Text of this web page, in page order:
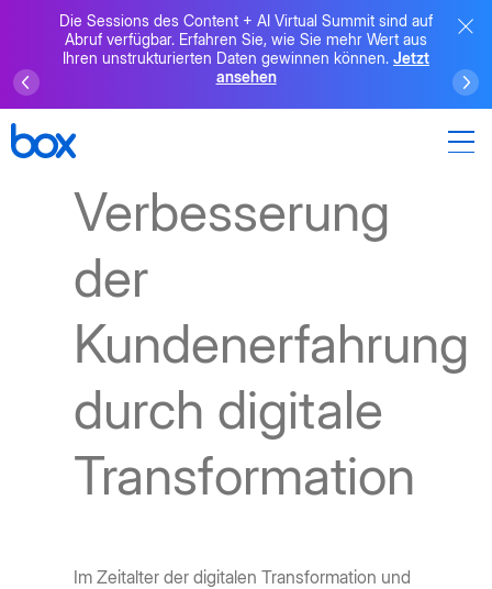
Die Sessions des Content + AI Virtual Summit sind auf
Abruf verfügbar. Erfahren Sie, wie Sie mehr Wert aus
Ihren unstrukturierten Daten gewinnen können. Jetzt
ansehen
Verbesserung
der
Kundenerfahrung
durch digitale
Transformation
Im Zeitalter der digitalen Transformation und